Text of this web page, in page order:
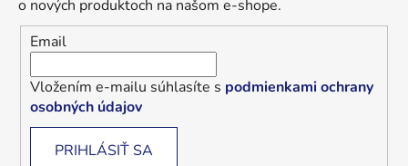
o nových produktoch na našom e-shope.
Email
Vložením e-mailu súhlasíte s podmienkami ochrany
osobných údajov
PRIHLÁSIŤ SA